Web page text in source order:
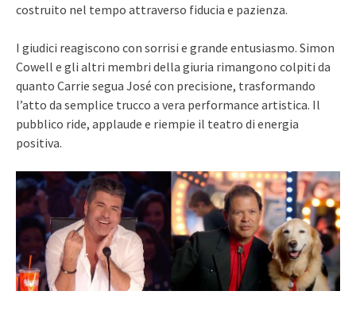
costruito nel tempo attraverso fiducia e pazienza.
I giudici reagiscono con sorrisi e grande entusiasmo. Simon
Cowell e gli altri membri della giuria rimangono colpiti da
quanto Carrie segua José con precisione, trasformando
l’atto da semplice trucco a vera performance artistica. Il
pubblico ride, applaude e riempie il teatro di energia
positiva.